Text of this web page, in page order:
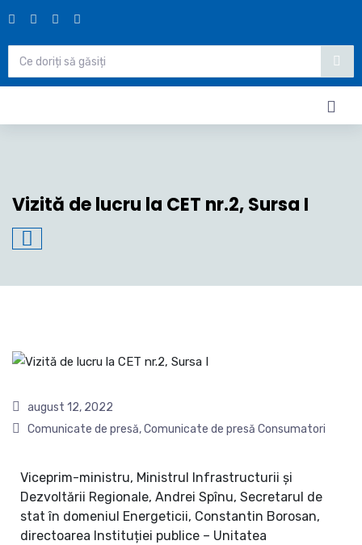
Vizită de lucru la CET nr.2, Sursa I
august 12, 2022
Comunicate de presă,Comunicate de presă Consumatori
Viceprim-ministru, Ministrul Infrastructurii și
Dezvoltării Regionale, Andrei Spînu, Secretarul de
stat în domeniul Energeticii, Constantin Borosan,
directoarea Instituției publice – Unitatea